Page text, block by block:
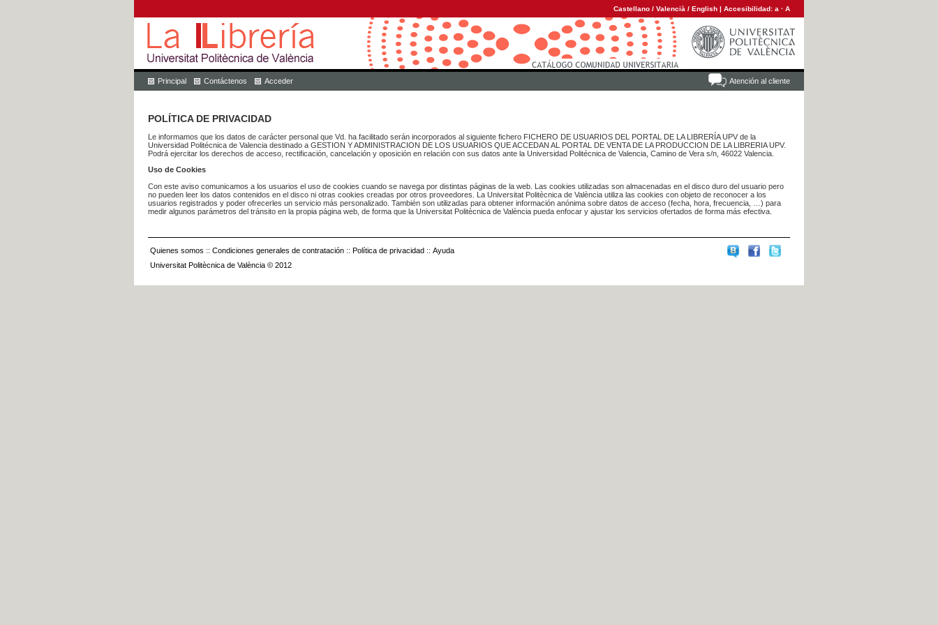
Castellano / Valencià / English | Accesibilidad: a · A
Atención al cliente
Principal Contáctenos Acceder
POLÍTICA DE PRIVACIDAD
Le informamos que los datos de carácter personal que Vd. ha facilitado serán incorporados al siguiente fichero FICHERO DE USUARIOS DEL PORTAL DE LA LIBRERÍA UPV de la
Universidad Politécnica de Valencia destinado a GESTION Y ADMINISTRACION DE LOS USUARIOS QUE ACCEDAN AL PORTAL DE VENTA DE LA PRODUCCION DE LA LIBRERIA UPV.
Podrá ejercitar los derechos de acceso, rectificación, cancelación y oposición en relación con sus datos ante la Universidad Politécnica de Valencia, Camino de Vera s/n, 46022 Valencia.
Uso de Cookies
Con este aviso comunicamos a los usuarios el uso de cookies cuando se navega por distintas páginas de la web. Las cookies utilizadas son almacenadas en el disco duro del usuario pero
no pueden leer los datos contenidos en el disco ni otras cookies creadas por otros proveedores. La Universitat Politècnica de València utiliza las cookies con objeto de reconocer a los
usuarios registrados y poder ofrecerles un servicio más personalizado. También son utilizadas para obtener información anónima sobre datos de acceso (fecha, hora, frecuencia, …) para
medir algunos parámetros del tránsito en la propia página web, de forma que la Universitat Politècnica de València pueda enfocar y ajustar los servicios ofertados de forma más efectiva.
Quienes somos :: Condiciones generales de contratación :: Política de privacidad :: Ayuda
Universitat Politècnica de València © 2012